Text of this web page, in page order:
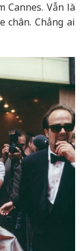
Cannes. Vẫn là
chân. Chẳng ai